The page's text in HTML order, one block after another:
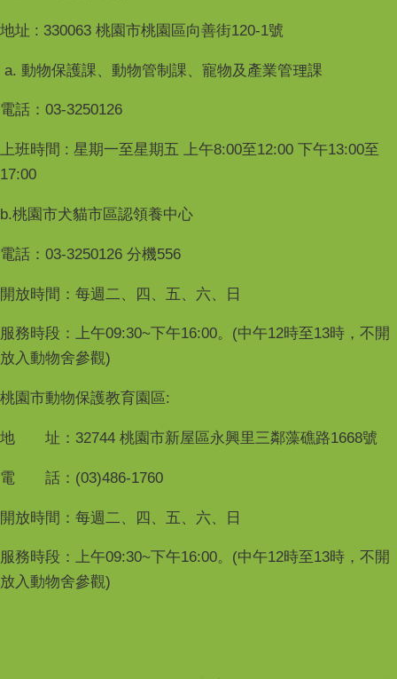
地址 : 330063 桃園市桃園區向善街120-1號
a. 動物保護課、動物管制課、寵物及產業管理課
電話：03-3250126
上班時間 : 星期一至星期五 上午8:00至12:00 下午13:00至
17:00
b.桃園市犬貓市區認領養中心
電話：03-3250126 分機556
開放時間：每週二、四、五、六、日
服務時段：上午09:30~下午16:00。(中午12時至13時，不開
放入動物舍參觀)
桃園市動物保護教育園區:
地 址：32744 桃園市新屋區永興里三鄰藻礁路1668號
電 話：(03)486-1760
開放時間：每週二、四、五、六、日
服務時段：上午09:30~下午16:00。(中午12時至13時，不開
放入動物舍參觀)